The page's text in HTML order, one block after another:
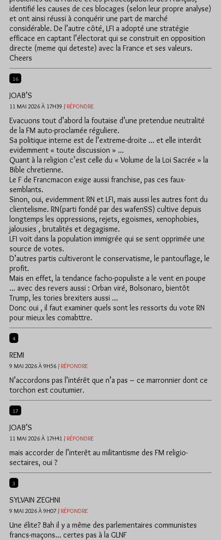
identifié les causes de ces blocages (selon leur propre analyse)
et ont ainsi réussi à conquérir une part de marché
considérable. De l’autre côté, LFI a adopté une stratégie
efficace en captant l’électorat qui se construit en opposition
directe (meme qui deteste) avec la France et ses valeurs.
Cheers
16
JOAB’S
11 MAI 2026 À 17H39 / RÉPONDRE
Evacuons tout d’abord la foutaise d’une pretendue neutralité
de la FM auto-proclamée réguliere.
Sa politique interne est de l’extreme-droite … et elle interdit
evidemment « toute discussion » …
Quant à la religion c’est celle du « Volume de la Loi Sacrée » la
Bible chretienne.
Le F de Francmacon exige aussi franchise, pas ces faux-
semblants.
Sinon, oui, evidemment RN et LFI, mais aussi les autres font du
clientelisme. RN(parti fondé par des wafenSS) cultive depuis
longtemps les oppressions, rejets, egoismes, xenophobies,
jalousies , brutalités et degagisme.
LFI voit dans la population immigrée qui se sent opprimée une
source de votes.
D’autres partis cultiveront le conservatisme, le pantouflage, le
profit.
Mais en effet, la tendance facho-populiste a le vent en poupe
… avec des revers aussi : Orban viré, Bolsonaro, bientôt
Trump, les tories brexiters aussi …
Donc oui , il faut examiner quels sont les ressorts du vote RN
pour mieux les comabttre.
4
REMI
9 MAI 2026 À 9H56 / RÉPONDRE
N’accordons pas l’intérêt que n’a pas – ce marronnier dont ce
torchon est coutumier.
17
JOAB’S
11 MAI 2026 À 17H41 / RÉPONDRE
mais accorder de l’interêt au militantisme des FM religio-
sectaires, oui ?
3
SYLVAIN ZEGHNI
9 MAI 2026 À 9H07 / RÉPONDRE
Une élite? Bah il y a même des parlementaires communistes
francs-maçons… certes pas à la GLNF